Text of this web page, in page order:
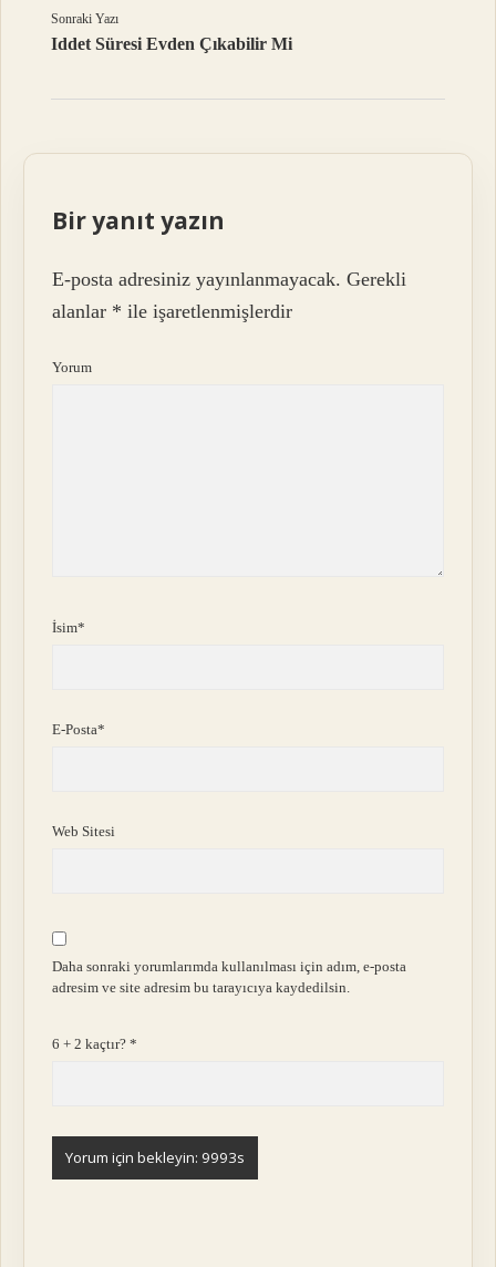
Sonraki Yazı
Iddet Süresi Evden Çıkabilir Mi
Bir yanıt yazın
E-posta adresiniz yayınlanmayacak. Gerekli
alanlar * ile işaretlenmişlerdir
Yorum
İsim*
E-Posta*
Web Sitesi
Daha sonraki yorumlarımda kullanılması için adım, e-posta
adresim ve site adresim bu tarayıcıya kaydedilsin.
6 + 2 kaçtır?*